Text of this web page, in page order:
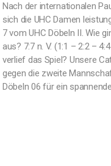
Nach der internationalen
sich die UHC Damen
7 vom UHC Döbeln II. Wie
aus? 7:7 n. V. (1:1 – 2:2 –
verlief das Spiel? Unsere
gegen die zweite
Döbeln 06 für ein